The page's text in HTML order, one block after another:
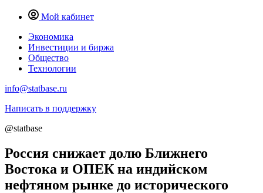
Мой кабинет
Экономика
Инвестиции и биржа
Общество
Технологии
info@statbase.ru
Написать в поддержку
@statbase
Россия снижает долю Ближнего
Востока и ОПЕК на индийском
нефтяном рынке до исторического